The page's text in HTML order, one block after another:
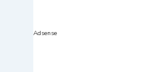
Adsense